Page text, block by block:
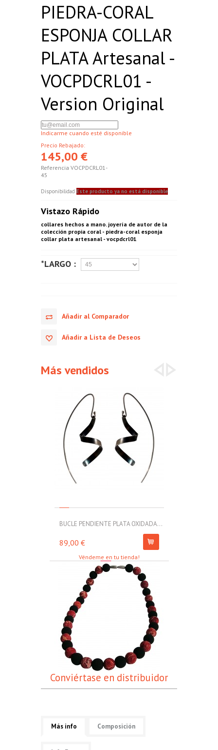
PIEDRA-CORAL
ESPONJA COLLAR
PLATA Artesanal -
VOCPDCRL01 -
Version Original
Indicarme cuando esté disponible
Precio Rebajado:
145,00 €
Referencia VOCPDCRL01-
45
Disponibilidad Este producto ya no está disponible
Vistazo Rápido
collares hechos a mano. joyería de autor de la
colección propia coral - piedra-coral esponja
collar plata artesanal - vocpdcrl01
*LARGO :
Añadir al Comparador
Añadir a Lista de Deseos
Más vendidos
BUCLE PENDIENTE PLATA OXIDADA...
89,00 €
Véndeme en tu tienda!
Conviértase en distribuidor
Más info Composición